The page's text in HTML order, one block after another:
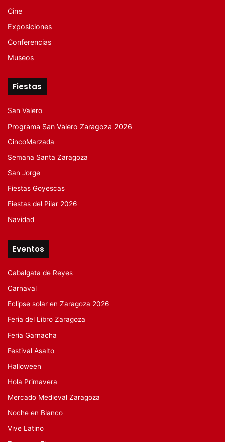
Cine
Exposiciones
Conferencias
Museos
Fiestas
San Valero
Programa San Valero Zaragoza 2026
CincoMarzada
Semana Santa Zaragoza
San Jorge
Fiestas Goyescas
Fiestas del Pilar 2026
Navidad
Eventos
Cabalgata de Reyes
Carnaval
Eclipse solar en Zaragoza 2026
Feria del Libro Zaragoza
Feria Garnacha
Festival Asalto
Halloween
Hola Primavera
Mercado Medieval Zaragoza
Noche en Blanco
Vive Latino